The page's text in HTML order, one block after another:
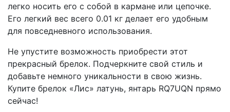
легко носить его с собой в кармане или цепочке.
Его легкий вес всего 0.01 кг делает его удобным
для повседневного использования.
Не упустите возможность приобрести этот
прекрасный брелок. Подчеркните свой стиль и
добавьте немного уникальности в свою жизнь.
Купите брелок «Лис» латунь, янтарь RQ7UQN прямо
сейчас!